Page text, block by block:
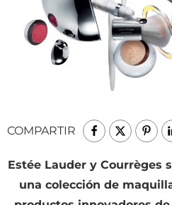
COMPARTIR
Estée Lauder y Courrèges
una colección de